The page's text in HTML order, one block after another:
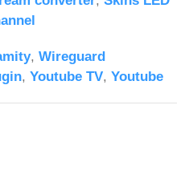
, Wireguard
, Youtube TV, Youtube